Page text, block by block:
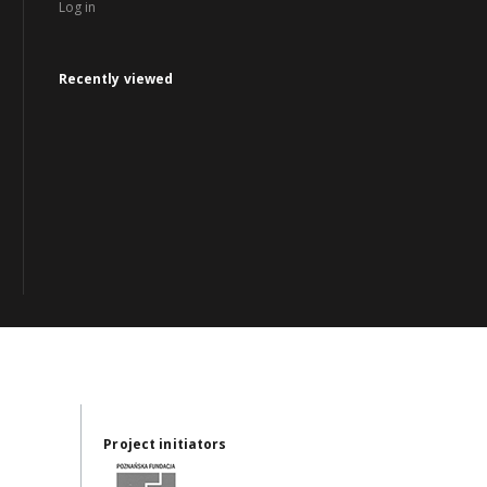
Log in
Recently viewed
Project initiators